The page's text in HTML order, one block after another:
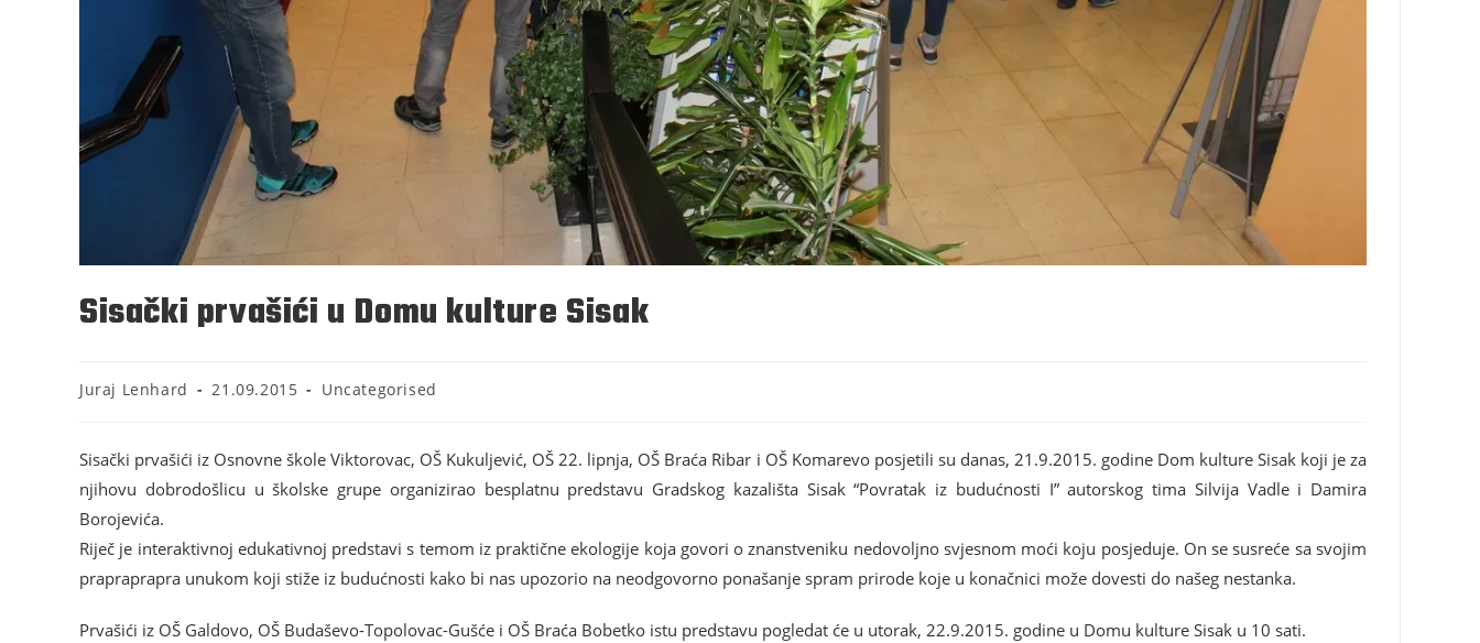
Sisački prvašići u Domu kulture Sisak
Juraj Lenhard 21.09.2015 Uncategorised
Sisački prvašići iz Osnovne škole Viktorovac, OŠ Kukuljević, OŠ 22. lipnja, OŠ Braća Ribar i OŠ Komarevo posjetili su danas, 21.9.2015. godine Dom kulture Sisak koji je za
njihovu dobrodošlicu u školske grupe organizirao besplatnu predstavu Gradskog kazališta Sisak “Povratak iz budućnosti I” autorskog tima Silvija Vadle i Damira
Borojevića.
Riječ je interaktivnoj edukativnoj predstavi s temom iz praktične ekologije koja govori o znanstveniku nedovoljno svjesnom moći koju posjeduje. On se susreće sa svojim
prapraprapra unukom koji stiže iz budućnosti kako bi nas upozorio na neodgovorno ponašanje spram prirode koje u konačnici može dovesti do našeg nestanka.
Prvašići iz OŠ Galdovo, OŠ Budaševo-Topolovac-Gušće i OŠ Braća Bobetko istu predstavu pogledat će u utorak, 22.9.2015. godine u Domu kulture Sisak u 10 sati.